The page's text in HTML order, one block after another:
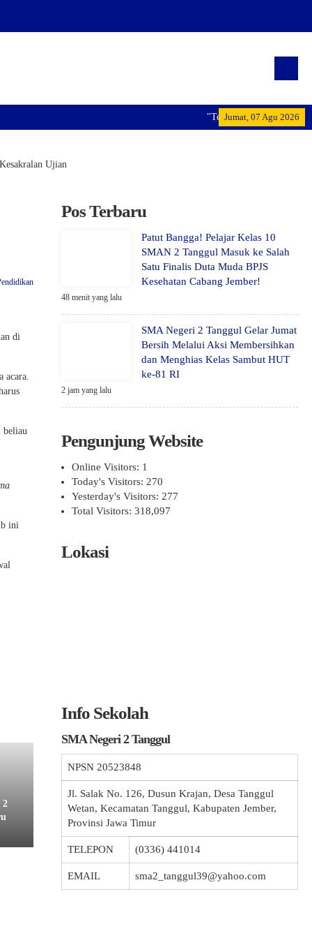
Jumat, 07 Agu 2026
"Terwujudnya generasi
Ujian
di
acara.
beliau
ini
2
Pos Terbaru
Patut Bangga! Pelajar Kelas 10
SMAN 2 Tanggul Masuk ke Salah
Satu Finalis Duta Muda BPJS
Kesehatan Cabang Jember!
48 menit yang lalu
SMA Negeri 2 Tanggul Gelar Jumat
Bersih Melalui Aksi Membersihkan
dan Menghias Kelas Sambut HUT
ke-81 RI
2 jam yang lalu
Pengunjung Website
Online Visitors: 1
Today's Visitors: 270
Yesterday's Visitors: 277
Total Visitors: 318,097
Lokasi
Info Sekolah
SMA Negeri 2 Tanggul
NPSN 20523848
Jl. Salak No. 126, Dusun Krajan, Desa Tanggul
Wetan, Kecamatan Tanggul, Kabupaten Jember,
Provinsi Jawa Timur
TELEPON (0336) 441014
EMAIL sma2_tanggul39@yahoo.com